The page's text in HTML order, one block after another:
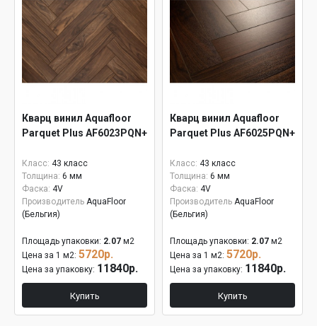
Кварц винил Aquafloor
Parquet Plus AF6023PQN+
Класс: 43 класс
Толщина: 6 мм
Фаска: 4V
Производитель AquaFloor
(Бельгия)
Площадь упаковки: 2.07 м2
Цена за 1 м2: 5720р.
Цена за упаковку: 11840р.
Купить
Кварц винил Aquafloor
Parquet Plus AF6025PQN+
Класс: 43 класс
Толщина: 6 мм
Фаска: 4V
Производитель AquaFloor
(Бельгия)
Площадь упаковки: 2.07 м2
Цена за 1 м2: 5720р.
Цена за упаковку: 11840р.
Купить